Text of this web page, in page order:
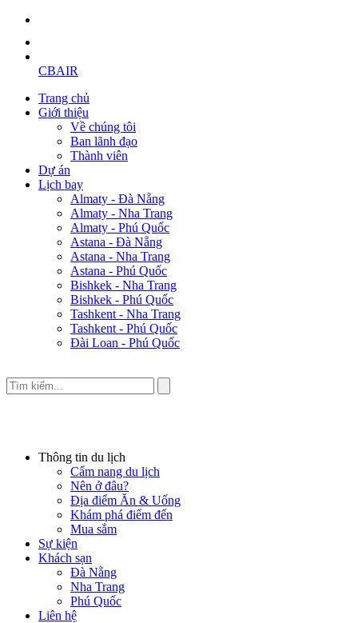
CBAIR
Trang chủ
Giới thiệu
Về chúng tôi
Ban lãnh đạo
Thành viên
Dự án
Lịch bay
Almaty - Đà Nẵng
Almaty - Nha Trang
Almaty - Phú Quốc
Astana - Đà Nẵng
Astana - Nha Trang
Astana - Phú Quốc
Bishkek - Nha Trang
Bishkek - Phú Quốc
Tashkent - Nha Trang
Tashkent - Phú Quốc
Đài Loan - Phú Quốc
Thông tin du lịch
Cẩm nang du lịch
Nên ở đâu?
Địa điểm Ăn & Uống
Khám phá điểm đến
Mua sắm
Sự kiện
Khách sạn
Đà Nẵng
Nha Trang
Phú Quốc
Liên hệ